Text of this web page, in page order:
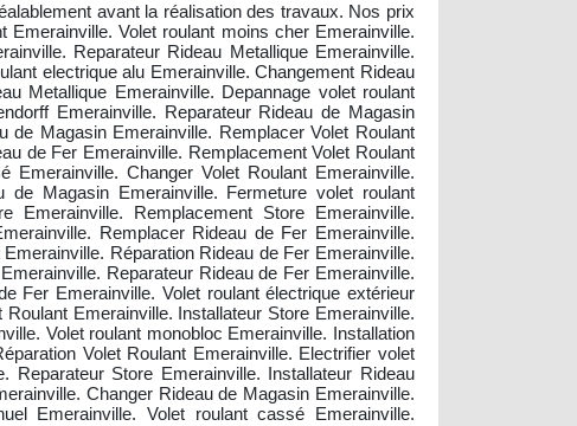
avant la réalisation des travaux. Nos prix
Volet roulant moins cher Emerainville.
Reparateur Rideau Metallique Emerainville.
electrique alu Emerainville. Changement Rideau
Metallique Emerainville. Depannage volet roulant
Emerainville. Reparateur Rideau de Magasin
de Magasin Emerainville. Remplacer Volet Roulant
de Fer Emerainville. Remplacement Volet Roulant
Emerainville. Changer Volet Roulant Emerainville.
de Magasin Emerainville. Fermeture volet roulant
Emerainville. Remplacement Store Emerainville.
Remplacer Rideau de Fer Emerainville.
Réparation Rideau de Fer Emerainville.
Reparateur Rideau de Fer Emerainville.
Fer Emerainville. Volet roulant électrique extérieur
Emerainville. Installateur Store Emerainville.
Volet roulant monobloc Emerainville. Installation
Volet Roulant Emerainville. Electrifier volet
Reparateur Store Emerainville. Installateur Rideau
Changer Rideau de Magasin Emerainville.
Emerainville. Volet roulant cassé Emerainville.